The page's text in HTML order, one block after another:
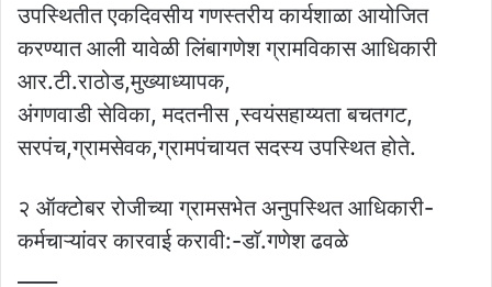
उपस्थितीत एकदिवसीय गणस्तरीय कार्यशाळा आयोजित
करण्यात आली यावेळी लिंबागणेश ग्रामविकास आधिकारी
आर.टी.राठोड,मुख्याध्यापक,
अंगणवाडी सेविका, मदतनीस ,स्वयंसहाय्यता बचतगट,
सरपंच,ग्रामसेवक,ग्रामपंचायत सदस्य उपस्थित होते.
२ ऑक्टोबर रोजीच्या ग्रामसभेत अनुपस्थित आधिकारी-
कर्मचाऱ्यांवर कारवाई करावी:-डाॅ.गणेश ढवळे